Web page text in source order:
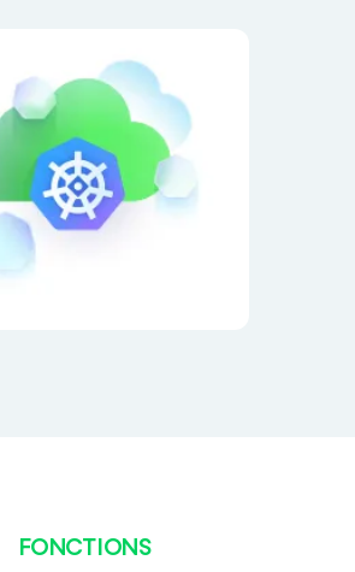
FONCTIONS